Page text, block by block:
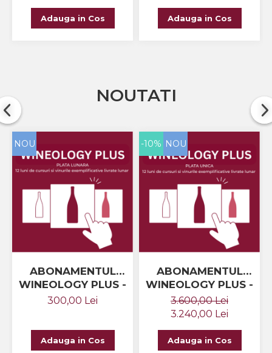
Domeniile FRANCO-
ROMÂNE
Adauga in Cos Adauga in Cos
NOUTATI
NOU
ABONAMENTUL
WINEOLOGY PLUS -
LUNAR
300,00 Lei
Adauga in Cos
-10% NOU
ABONAMENTUL
WINEOLOGY PLUS -
ANUAL
3.600,00 Lei
3.240,00 Lei
Adauga in Cos